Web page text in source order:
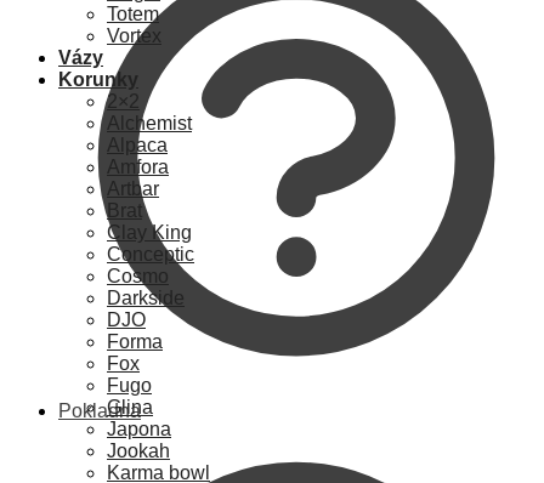
Pokladna
Totem
Vortex
Vázy
Korunky
2×2
Alchemist
Alpaca
Amfora
Artbar
Brat
Clay King
Conceptic
Cosmo
Darkside
DJO
Forma
Fox
Fugo
Glina
Japona
Jookah
Karma bowl